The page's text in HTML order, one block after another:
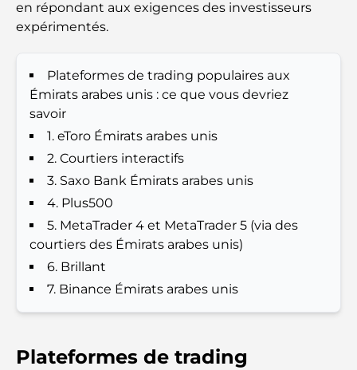
Expériences gastronomiques exceptionnelles à
Dubaï
2026
Restaurants italiens du centre-ville de Dubaï : un
avant-goût d'Italie au cœur de la ville
Les 7 meilleures salles de sport de Dubai Hills : le
summum du fitness
Le guide ultime des restaurants gastronomiques
de Palm Jumeirah
Découvrez les meilleurs petits-déjeuners de
Hôpitaux publics à Dubaï : des soins de santé
complets pour tous
en répondant aux exigences des investisseurs
expérimentés.
Plateformes de trading populaires aux
Émirats arabes unis : ce que vous devriez
savoir
1. eToro Émirats arabes unis
2. Courtiers interactifs
3. Saxo Bank Émirats arabes unis
4. Plus500
5. MetaTrader 4 et MetaTrader 5 (via des
courtiers des Émirats arabes unis)
6. Brillant
7. Binance Émirats arabes unis
Plateformes de trading